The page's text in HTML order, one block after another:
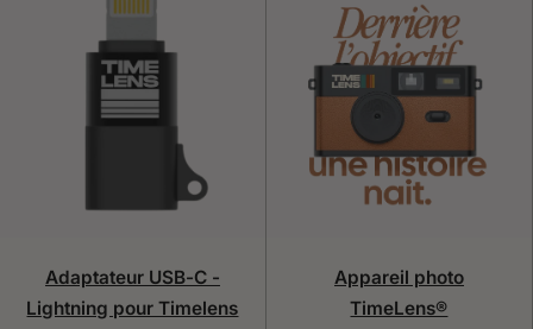
Adaptateur USB-C -
Lightning pour Timelens
Appareil photo
TimeLens®